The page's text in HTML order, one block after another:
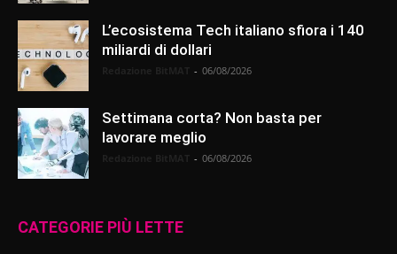
L’ecosistema Tech italiano sfiora i 140
miliardi di dollari
- 06/08/2026
Settimana corta? Non basta per
lavorare meglio
- 06/08/2026
CATEGORIE PIÙ LETTE